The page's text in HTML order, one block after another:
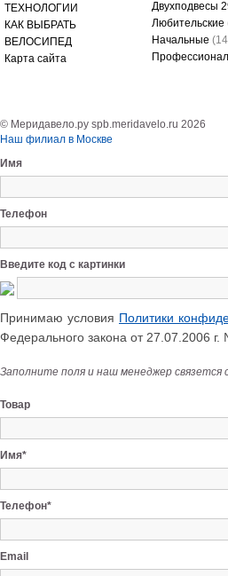
ТЕХНОЛОГИИ
КАК ВЫБРАТЬ
ВЕЛОСИПЕД
Карта сайта
Двухподвесы
Любительские
Начальные
© Меридавело.ру spb.meridavelo.ru 2026
Наш филиал в Москве
Имя
Телефон
Введите код с картинки
Принимаю условия Политики
Федерального закона от 27.07.2006
Заполните поля и наш менеджер связется
Товар
Имя*
Телефон*
Email